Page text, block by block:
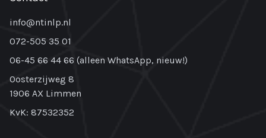
info@ntinlp.nl
072-505 35 01
06-45 66 44 66 (alleen WhatsApp, nieuw!)
Oosterzijweg 8
1906 AX Limmen
KvK: 87532352